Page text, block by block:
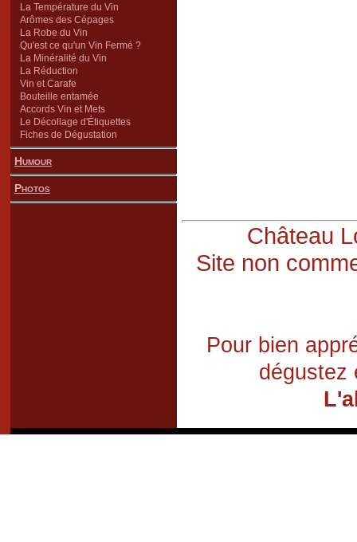
La Température du Vin
Arômes des Cépages
La Robe du Vin
Qu'est ce qu'un Vin Fermé ?
La Minéralité du Vin
La Réduction
Vin et Carafe
Bouteille entamée
Accords Vin et Mets
Le Décollage d'Étiquettes
Fiches de Dégustation
Humour
Photos
Château
Site non
Pour bien
dégustez